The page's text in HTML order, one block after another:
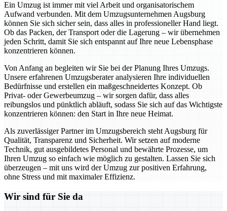
Ein Umzug ist immer mit viel Arbeit und organisatorischem
Aufwand verbunden. Mit dem Umzugsunternehmen Augsburg
können Sie sich sicher sein, dass alles in professioneller Hand liegt.
Ob das Packen, der Transport oder die Lagerung – wir übernehmen
jeden Schritt, damit Sie sich entspannt auf Ihre neue Lebensphase
konzentrieren können.
Von Anfang an begleiten wir Sie bei der Planung Ihres Umzugs.
Unsere erfahrenen Umzugsberater analysieren Ihre individuellen
Bedürfnisse und erstellen ein maßgeschneidertes Konzept. Ob
Privat- oder Gewerbeumzug – wir sorgen dafür, dass alles
reibungslos und pünktlich abläuft, sodass Sie sich auf das Wichtigste
konzentrieren können: den Start in Ihre neue Heimat.
Als zuverlässiger Partner im Umzugsbereich steht Augsburg für
Qualität, Transparenz und Sicherheit. Wir setzen auf moderne
Technik, gut ausgebildetes Personal und bewährte Prozesse, um
Ihren Umzug so einfach wie möglich zu gestalten. Lassen Sie sich
überzeugen – mit uns wird der Umzug zur positiven Erfahrung,
ohne Stress und mit maximaler Effizienz.
Wir sind für Sie da